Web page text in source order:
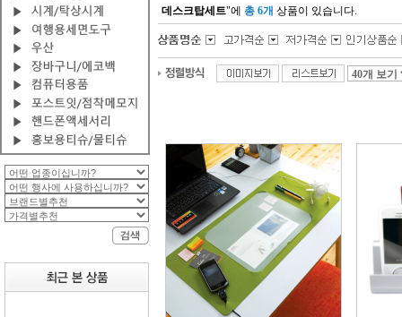
데스크탑세트"에 총 6개 상품이 있습니다.